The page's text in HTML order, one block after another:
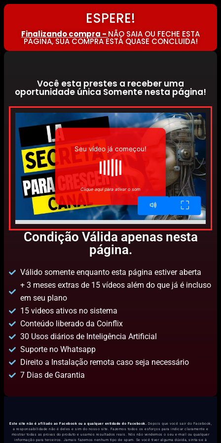
ESPERE!
Finalizando compra - NÃO SAIA OU FECHE ESTA
PÁGINA, SUA COMPRA ESTÁ QUASE CONCLUIDA!
Você esta prestes a receber uma
oportunidade única Somente nesta página!
Seu vídeo já começou!
Clique aqui para ativar o som
Condição Válida apenas nesta
página.
Válido somente enquanto esta página estiver aberta
+ 3 meses extras de 15 vídeos além do que já é incluso
em seu plano
15 videos ativos no sistema
Conteúdo liberado da Coinflix
30 Usos diários de Inteligência Artificial
Suporte no Whatsapp
Direito a Instalação remota caso seja necessário
7 Dias de Garantia
Este site não é afiliado ao Facebook ou a qualquer entidade do Facebook. Depois que você sair do Facebook,
a responsabilidade não é deles e sim do nosso site. Fazemos todos os esforços para indicar claramente e
mostrar todas as provas do produto e usamos resultados reais. Nós não vendemos o seu e-mail ou qualquer
informação para terceiros. Jamais fazemos nenhum tipo de spam. Se você tiver alguma dúvida, sinta-se à